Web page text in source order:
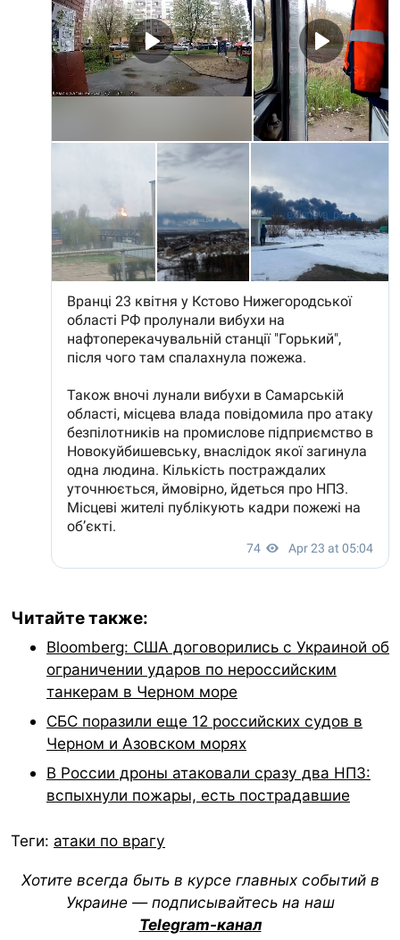
Читайте также:
Bloomberg: США договорились с Украиной об
ограничении ударов по нероссийским
танкерам в Черном море
СБС поразили еще 12 российских судов в
Черном и Азовском морях
В России дроны атаковали сразу два НПЗ:
вспыхнули пожары, есть пострадавшие
Теги: атаки по врагу
Хотите всегда быть в курсе главных событий в
Украине — подписывайтесь на наш
Telegram-канал